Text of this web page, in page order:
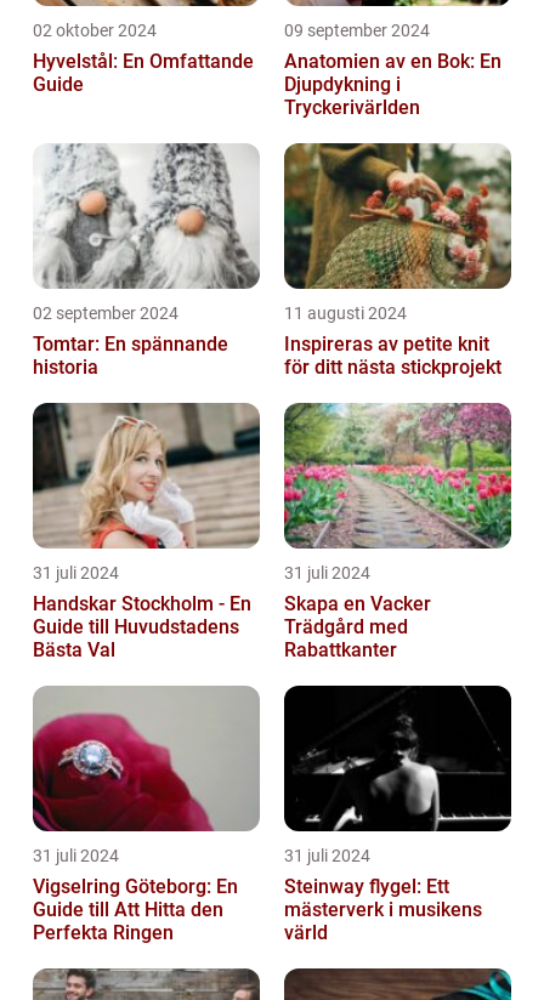
02 oktober 2024
Hyvelstål: En Omfattande
Guide
09 september 2024
Anatomien av en Bok: En
Djupdykning i
Tryckerivärlden
02 september 2024
Tomtar: En spännande
historia
11 augusti 2024
Inspireras av petite knit
för ditt nästa stickprojekt
31 juli 2024
Handskar Stockholm - En
Guide till Huvudstadens
Bästa Val
31 juli 2024
Skapa en Vacker
Trädgård med
Rabattkanter
31 juli 2024
Vigselring Göteborg: En
Guide till Att Hitta den
Perfekta Ringen
31 juli 2024
Steinway flygel: Ett
mästerverk i musikens
värld